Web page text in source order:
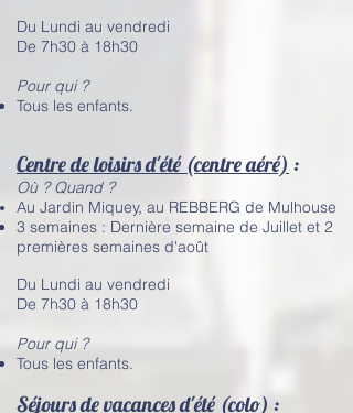
Du Lundi au vendredi
De 7h30 à 18h30
Pour qui ?
Tous les enfants.
Centre de loisirs d'été (centre aéré) :
Où ? Quand ?
Au Jardin Miquey, au REBBERG de Mulhouse
3 semaines : Dernière semaine de Juillet et 2
premières semaines d'août
Du Lundi au vendredi
De 7h30 à 18h30
Pour qui ?
Tous les enfants.
Séjours de vacances d'été (colo) :